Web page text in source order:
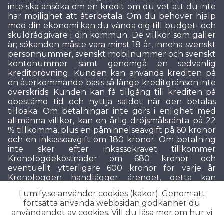
inte ska ansöka om en kredit om du vet att du inte
har möjlighet att återbetala. Om du behöver hjälp
med din ekonomi kan du vända dig till budget- och
skuldrådgivare i din kommun. De villkor som gäller
är; sökanden måste vara minst 18 år, inneha svenskt
personnummer, svenskt mobilnummer och svenskt
kontonummer samt genomgå en sedvanlig
kreditprövning. Kunden kan använda krediten på
en återkommande basis så länge kreditgränsen inte
överskrids. Kunden kan få tillgång till krediten på
obestämd tid och nyttja saldot när den betalas
tillbaka. Om betalningar inte görs i enlighet med
allmänna villkor, kan en årlig dröjsmålsränta på 22
% tillkomma, plus en påminnelseavgift på 60 kronor
och en inkassoavgift om 180 kronor. Om betalning
inte sker efter inkassokravet tillkommer
Kronofogdekostnader om 680 kronor och
eventuellt ytterligare 600 kronor för varje år
Kronofogden handlägger ärendet, detta kan
sina kravärenden i enlighet med gällande
lagstiftning och enligt god inkassosed. Lumify är ett
Lumify.se använder cookies (kakor). Genom att
fortsätta använda webbsidan godkänner du
användandet av cookies. Vill du läsa mer om hur vi